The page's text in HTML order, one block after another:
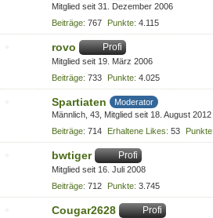
Mitglied seit 31. Dezember 2006
Beiträge 767 Punkte 4.115
rovo Profi
Mitglied seit 19. März 2006
Beiträge 733 Punkte 4.025
Spartiaten
Moderator
Männlich 43 Mitglied seit 18. August 2012
Beiträge 714 Erhaltene Likes 53 Punkte
bwtiger Profi
Mitglied seit 16. Juli 2008
Beiträge 712 Punkte 3.745
Cougar2628 Profi